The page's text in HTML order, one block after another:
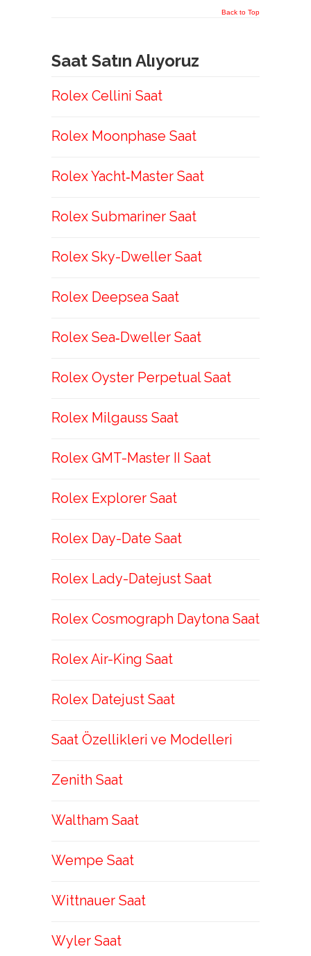
Back to Top
Saat Satın Alıyoruz
Rolex Cellini Saat
Rolex Moonphase Saat
Rolex Yacht‑Master Saat
Rolex Submariner Saat
Rolex Sky-Dweller Saat
Rolex Deepsea Saat
Rolex Sea‑Dweller Saat
Rolex Oyster Perpetual Saat
Rolex Milgauss Saat
Rolex GMT-Master II Saat
Rolex Explorer Saat
Rolex Day-Date Saat
Rolex Lady-Datejust Saat
Rolex Cosmograph Daytona Saat
Rolex Air-King Saat
Rolex Datejust Saat
Saat Özellikleri ve Modelleri
Zenith Saat
Waltham Saat
Wempe Saat
Wittnauer Saat
Wyler Saat